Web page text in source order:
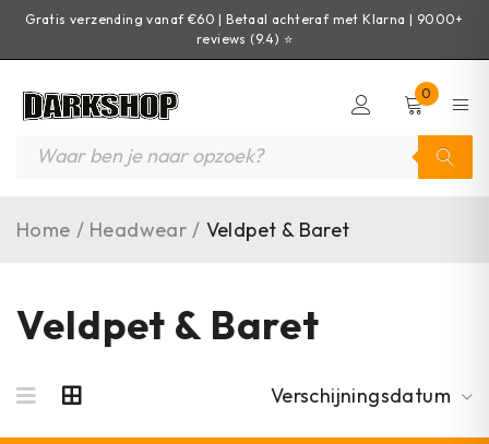
Gratis verzending vanaf €60 | Betaal achteraf met Klarna | 9000+
reviews (9.4) ⭐
0
Home / Headwear / Veldpet & Baret
Veldpet & Baret
Verschijningsdatum